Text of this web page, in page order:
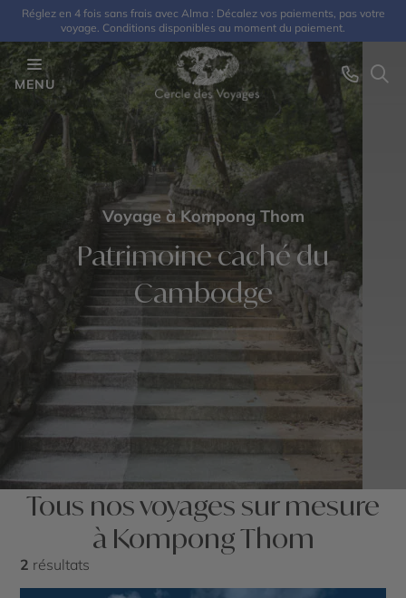
Réglez en 4 fois sans frais avec Alma : Décalez vos paiements, pas votre
voyage. Conditions disponibles au moment du paiement.
MENU
Voyage à Kompong Thom
Patrimoine caché du
Cambodge
Tous nos voyages sur mesure
à Kompong Thom
2 résultats